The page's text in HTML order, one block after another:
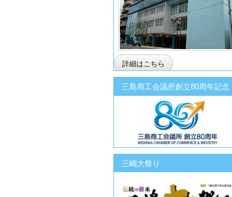
詳細はこちら
三島商工会議所創立80周年記念
三嶋大祭り